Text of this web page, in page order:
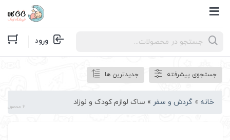
Products
search ورود
جستجوی پیشرفته جدیدترین ها
خانه » گردش و سفر » ساک لوازم کودک و نوزاد 6 محصول